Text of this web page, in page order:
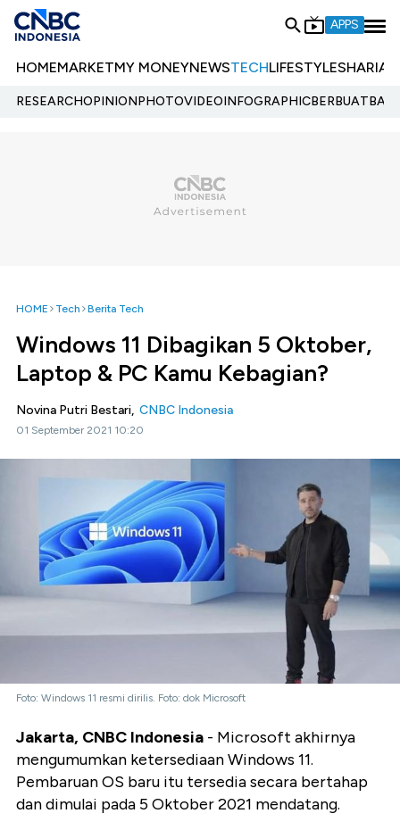
APPS
HOMEMARKETMY MONEYNEWSTECHLIFESTYLESHARIA
RESEARCHOPINIONPHOTOVIDEOINFOGRAPHIC
HOME Tech Berita Tech
Windows 11 Dibagikan 5 Oktober,
Laptop & PC Kamu Kebagian?
Novina Putri Bestari, CNBC Indonesia
01 September 2021 10:20
Foto: Windows 11 resmi dirilis. Foto: dok Microsoft
Jakarta, CNBC Indonesia - Microsoft akhirnya
mengumumkan ketersediaan Windows 11.
Pembaruan OS baru itu tersedia secara bertahap
dan dimulai pada 5 Oktober 2021 mendatang.